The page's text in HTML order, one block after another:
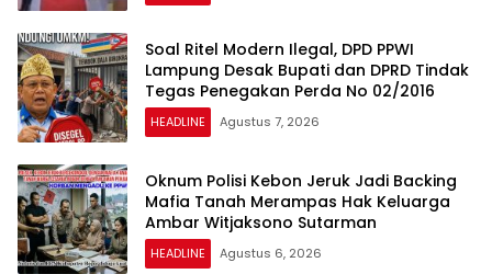
Soal Ritel Modern Ilegal, DPD PPWI
Lampung Desak Bupati dan DPRD Tindak
Tegas Penegakan Perda No 02/2016
HEADLINE Agustus 7, 2026
Oknum Polisi Kebon Jeruk Jadi Backing
Mafia Tanah Merampas Hak Keluarga
Ambar Witjaksono Sutarman
HEADLINE Agustus 6, 2026